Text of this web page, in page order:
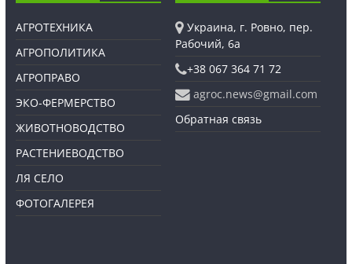
АГРОТЕХНИКА
АГРОПОЛИТИКА
АГРОПРАВО
ЭКО-ФЕРМЕРСТВО
ЖИВОТНОВОДСТВО
РАСТЕНИЕВОДСТВО
ЛЯ СЕЛО
ФОТОГАЛЕРЕЯ
Украина, г. Ровно, пер.
Рабочий, 6а
+38 067 364 71 72
agroc.news@gmail.com
Обратная связь